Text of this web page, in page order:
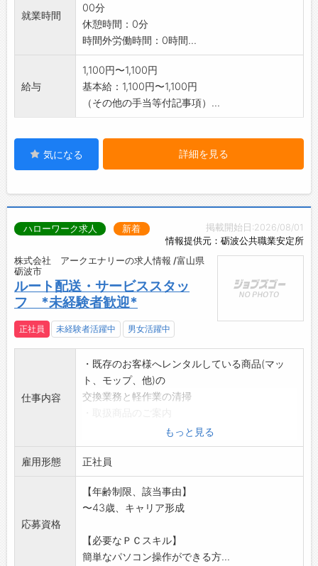
就業時間
00分
休憩時間：0分
時間外労働時間：0時間...
給与
1,100円〜1,100円
基本給：1,100円〜1,100円
（その他の手当等付記事項）...
気になる 詳細を見る
掲載開始日:2026/08/01
情報提供元：砺波公共職業安定所
ハローワーク求人 新着
株式会社 アークエナリーの求人情報 /富山県
砺波市
ルート配送・サービススタッ
フ *未経験者歓迎*
正社員 未経験者活躍中 男女活躍中
仕事内容
・既存のお客様へレンタルしている商品(マッ
ト、モップ、他)の
交換業務と軽作業の清掃
・慣れてきたら担当地域での顧客開拓
*社有車(ハイエース等)を使用します。
変更範囲:変更なし
※面接を希望される方は事前にハローワークの
紹介状の交付を受け
て下さい
もっと見る
雇用形態 正社員
応募資格
【年齢制限、該当事由】
〜43歳、キャリア形成
【必要なＰＣスキル】
簡単なパソコン操作ができる方...